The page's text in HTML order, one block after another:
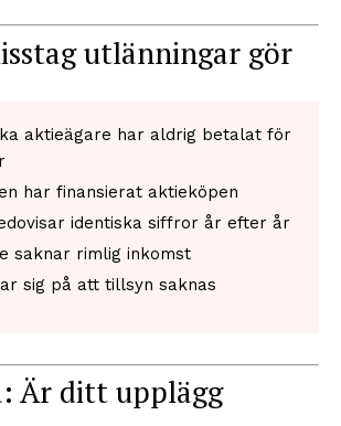
utlänningar gör
aktieägare har aldrig betalat för
har finansierat aktieköpen
identiska siffror år efter år
saknar rimlig inkomst
sig på att tillsyn saknas
Är ditt upplägg